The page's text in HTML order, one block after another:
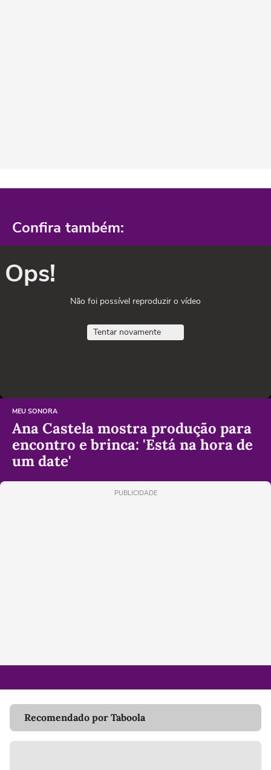
Confira também:
Ops!
Não foi possível reproduzir o vídeo
Tentar novamente
MEU SONORA
Ana Castela mostra produção para
encontro e brinca: 'Está na hora de
um date'
PUBLICIDADE
Recomendado por Taboola